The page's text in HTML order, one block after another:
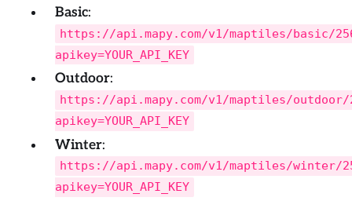
Basic:
https://api.mapy.com/v1/maptiles/basic/
apikey=YOUR_API_KEY
Outdoor:
https://api.mapy.com/v1/maptiles/outdoor/
apikey=YOUR_API_KEY
Winter:
https://api.mapy.com/v1/maptiles/winter/
apikey=YOUR_API_KEY